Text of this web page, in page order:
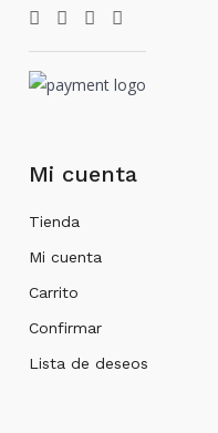
Mi cuenta
Tienda
Mi cuenta
Carrito
Confirmar
Lista de deseos